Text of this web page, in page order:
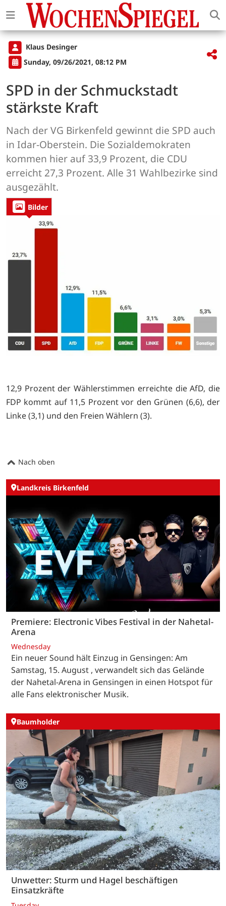
Klaus Desinger
Sunday, 09/26/2021, 08:12 PM
SPD in der Schmuckstadt
stärkste Kraft
Nach der VG Birkenfeld gewinnt die SPD auch
in Idar-Oberstein. Die Sozialdemokraten
kommen hier auf 33,9 Prozent, die CDU
erreicht 27,3 Prozent. Alle 31 Wahlbezirke sind
ausgezählt.
Bilder
12,9 Prozent der Wählerstimmen erreichte die AfD, die
FDP kommt auf 11,5 Prozent vor den Grünen (6,6), der
Linke (3,1) und den Freien Wählern (3).
Nach oben
Landkreis Birkenfeld
Premiere: Electronic Vibes Festival in der Nahetal-
Arena
Wednesday
Ein neuer Sound hält Einzug in Gensingen: Am
Samstag, 15. August , verwandelt sich das Gelände
der Nahetal-Arena in Gensingen in einen Hotspot für
alle Fans elektronischer Musik.
Baumholder
Unwetter: Sturm und Hagel beschäftigen
Einsatzkräfte